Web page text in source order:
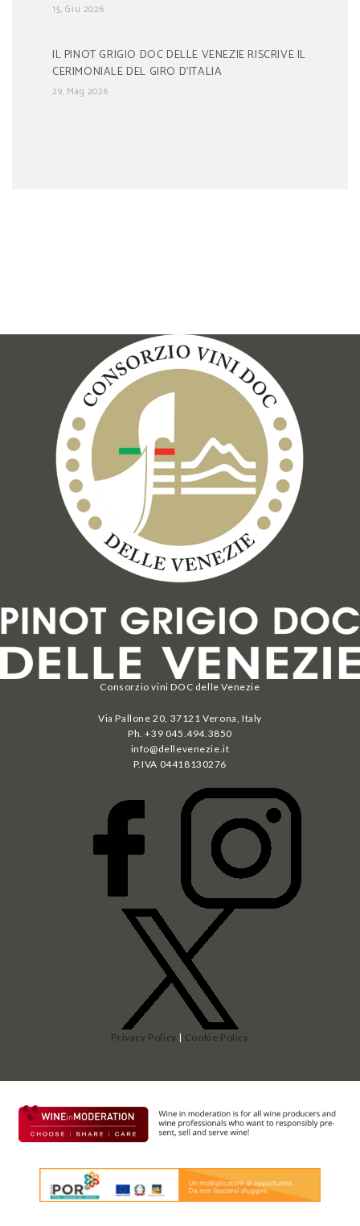
15, Giu 2026
IL PINOT GRIGIO DOC DELLE VENEZIE RISCRIVE IL
CERIMONIALE DEL GIRO D’ITALIA
29, Mag 2026
Consorzio vini DOC delle Venezie
Via Pallone 20, 37121 Verona, Italy
Ph. +39 045.494.3850
info@dellevenezie.it
P.IVA 04418130276
Privacy Policy | Cookie Policy